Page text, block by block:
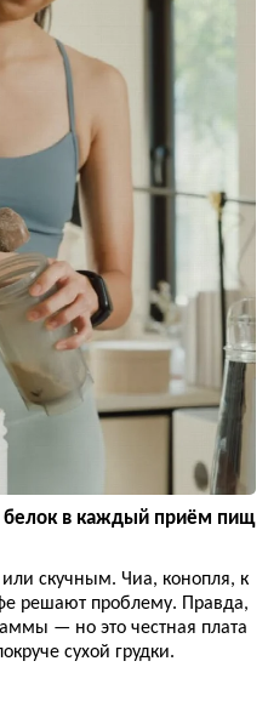
белок в каждый приём пищ
скучным. Чиа, конопля, к
решают проблему. Правда,
— но это честная плата
сухой грудки.